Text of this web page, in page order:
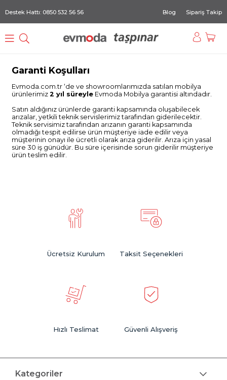
Destek Hattı: 0850 532 56 56 Blog Sipariş Takip
Garanti Koşulları
Evmoda.com.tr ‘de ve showroomlarımızda satılan mobilya
ürünlerimiz 2 yıl süreyleEvmoda Mobilya garantisi altındadır.
Satın aldığınız ürünlerde garanti kapsamında oluşabilecek
arızalar, yetkili teknik servislerimiz tarafından giderilecektir.
Teknik servisimiz tarafından arızanın garanti kapsamında
olmadığı tespit edilirse ürün müşteriye iade edilir veya
müşterinin onayı ile ücretli olarak arıza giderilir. Arıza için yasal
süre 30 iş günüdür. Bu süre içerisinde sorun giderilir müşteriye
ürün teslim edilir.
Ücretsiz Kurulum Taksit Seçenekleri
Hızlı Teslimat Güvenli Alışveriş
Kategoriler